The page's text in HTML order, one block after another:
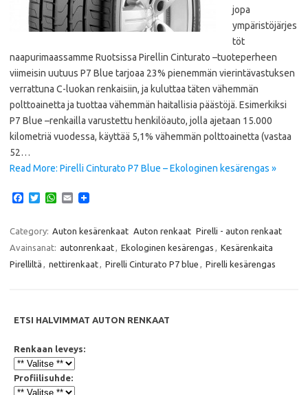
jopa
ympäristöjärjes
töt
naapurimaassamme Ruotsissa Pirellin Cinturato –tuoteperheen
viimeisin uutuus P7 Blue tarjoaa 23% pienemmän vierintävastuksen
verrattuna C-luokan renkaisiin, ja kuluttaa täten vähemmän
polttoainetta ja tuottaa vähemmän haitallisia päästöjä. Esimerkiksi
P7 Blue –renkailla varustettu henkilöauto, jolla ajetaan 15.000
kilometriä vuodessa, käyttää 5,1% vähemmän polttoainetta (vastaa
52…
Read More: Pirelli Cinturato P7 Blue – Ekologinen kesärengas »
e
b
o
o
T
t
e
r
W
t
A
p
E
i
Category: Auton kesärenkaat Auton renkaat Pirelli - auton renkaat
Avainsanat: autonrenkaat Ekologinen kesärengas
Kesärenkaita
Pirelliltä
nettirenkaat Pirelli Cinturato P7 blue Pirelli kesärengas
ETSI HALVIMMAT AUTON RENKAAT
Renkaan leveys:
Profiilisuhde: